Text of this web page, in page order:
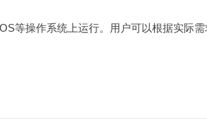
等操作系统上运行。用户可以根据实际需